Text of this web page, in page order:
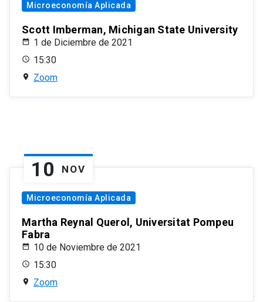
Microeconomía Aplicada
Scott Imberman, Michigan State University
1 de Diciembre de 2021
15:30
Zoom
10 NOV
Microeconomía Aplicada
Martha Reynal Querol, Universitat Pompeu
Fabra
10 de Noviembre de 2021
15:30
Zoom